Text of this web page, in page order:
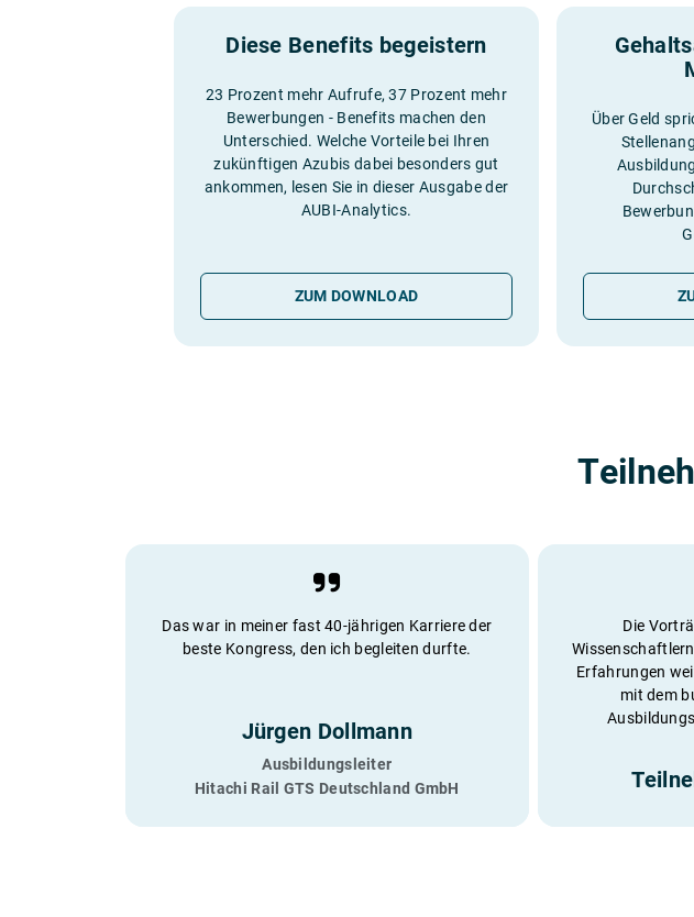
Diese Benefits begeistern
23 Prozent mehr Aufrufe, 37 Prozent mehr
Bewerbungen - Benefits machen den
Unterschied. Welche Vorteile bei Ihren
zukünftigen Azubis dabei besonders gut
ankommen, lesen Sie in dieser Ausgabe der
AUBI-Analytics.
ZUM DOWNLOAD
Über Geld
Das war in meiner fast 40-jährigen Karriere der
beste Kongress, den ich begleiten durfte.
Jürgen Dollmann
Ausbildungsleiter
Hitachi Rail GTS Deutschland GmbH
Die
Erfahrungen
mit dem